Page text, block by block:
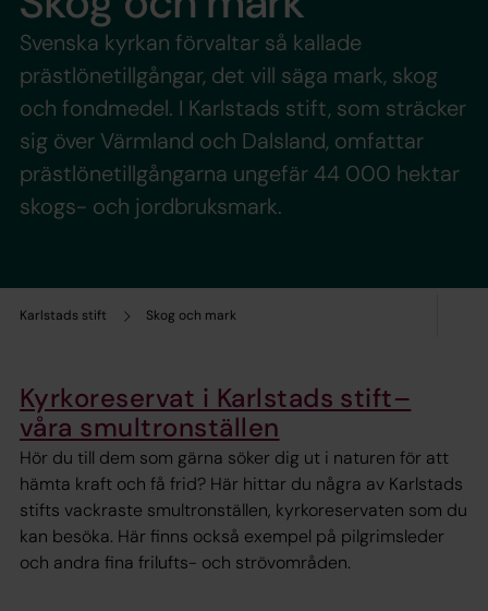
Karlstads stift Skog och mark
Svenska kyrkan förvaltar så kallade
prästlönetillgångar, det vill säga mark, skog
och fondmedel. I Karlstads stift, som sträcker
sig över Värmland och Dalsland, omfattar
prästlönetillgångarna ungefär 44 000 hektar
skogs- och jordbruksmark.
Kyrkoreservat i Karlstads stift–
våra smultronställen
Hör du till dem som gärna söker dig ut i naturen för att
hämta kraft och få frid? Här hittar du några av Karlstads
stifts vackraste smultronställen, kyrkoreservaten som du
kan besöka. Här finns också exempel på pilgrimsleder
och andra fina frilufts- och strövområden.